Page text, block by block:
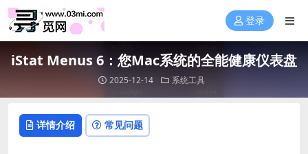
登录
iStat Menus 6：您Mac系统的全能健康仪表盘
2025-12-14 系统工具
详情介绍 常见问题